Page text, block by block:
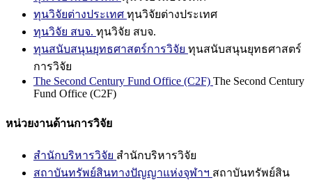
ทุนวิจัยต่างประเทศ ทุนวิจัยต่างประเทศ
ทุนวิจัย สบจ. ทุนวิจัย สบจ.
ทุนสนับสนุนยุทธศาสตร์การวิจัย ทุนสนับสนุนยุทธศาสตร์
การวิจัย
The Second Century Fund Office (C2F) The Second Century
Fund Office (C2F)
หน่วยงานด้านการวิจัย
สำนักบริหารวิจัย สำนักบริหารวิจัย
สถาบันทรัพย์สินทางปัญญาแห่งจุฬาฯ สถาบันทรัพย์สิน